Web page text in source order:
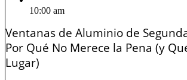
10:00 am
Ventanas de Aluminio de
Por Qué No Merece la Pena (y
Lugar)